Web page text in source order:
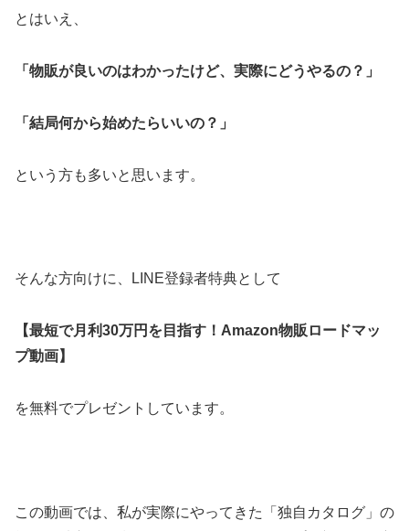
とはいえ、
「物販が良いのはわかったけど、実際にどうやるの？」
「結局何から始めたらいいの？」
という方も多いと思います。
そんな方向けに、LINE登録者特典として
【最短で月利30万円を目指す！Amazon物販ロードマッ
プ動画】
を無料でプレゼントしています。
この動画では、私が実際にやってきた「独自カタログ」の